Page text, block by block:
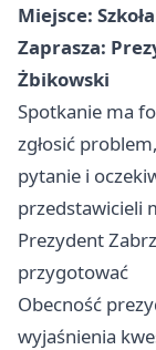
Miejsce:
Zaprasza:
Żbikowski
Spotkanie ma
zgłosić
pytanie i
przedstawicieli
Prezydent
przygotować
Obecność
wyjaśnienia